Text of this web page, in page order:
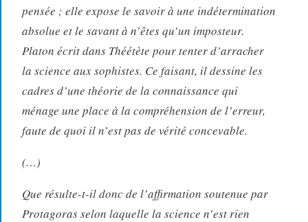
pensée ; elle expose le savoir à une indétermination
absolue et le savant à n’êtes qu’un imposteur.
Platon écrit dans Théétète pour tenter d’arracher
la science aux sophistes. Ce faisant, il dessine les
cadres d’une théorie de la connaissance qui
ménage une place à la compréhension de l’erreur,
faute de quoi il n’est pas de vérité concevable.
(…)
Que résulte-t-il donc de l’affirmation soutenue par
Protagoras selon laquelle la science n’est rien